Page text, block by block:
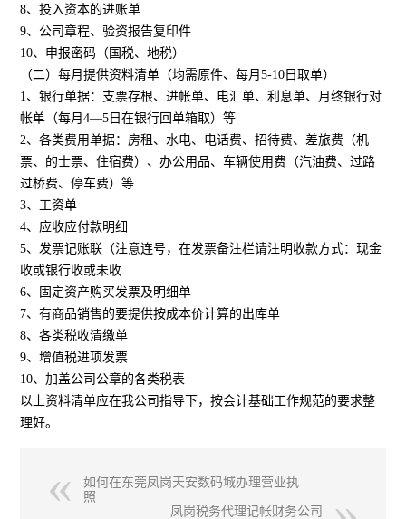
8、投入资本的进账单
9、公司章程、验资报告复印件
10、申报密码（国税、地税）
（二）每月提供资料清单（均需原件、每月5-10日取单）
1、银行单据：支票存根、进帐单、电汇单、利息单、月终银行对
帐单（每月4—5日在银行回单箱取）等
2、各类费用单据：房租、水电、电话费、招待费、差旅费（机
票、的士票、住宿费）、办公用品、车辆使用费（汽油费、过路
过桥费、停车费）等
3、工资单
4、应收应付款明细
5、发票记账联（注意连号，在发票备注栏请注明收款方式：现金
收或银行收或未收
6、固定资产购买发票及明细单
7、有商品销售的要提供按成本价计算的出库单
8、各类税收清缴单
9、增值税进项发票
10、加盖公司公章的各类税表
以上资料清单应在我公司指导下，按会计基础工作规范的要求整
理好。
如何在东莞凤岗天安数码城办理营业执
照
凤岗税务代理记帐财务公司